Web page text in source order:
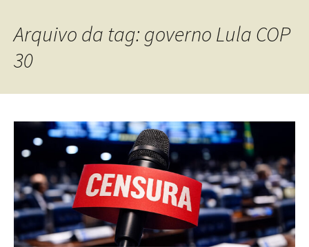
Arquivo da tag: governo Lula COP
30